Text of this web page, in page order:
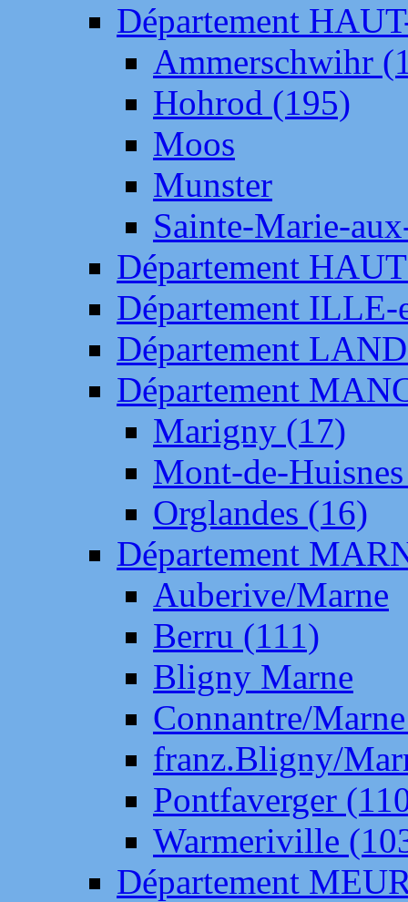
Département
Ammerschwihr
Hohrod (195)
Moos
Munster
Sainte-Marie-
Département
Département
Département
Département
Marigny (17)
Mont-de-
Orglandes (16)
Département
Auberive/Marne
Berru (111)
Bligny Marne
Connantre/
franz.Bligny/
Pontfaverger
Warmeriville
Département